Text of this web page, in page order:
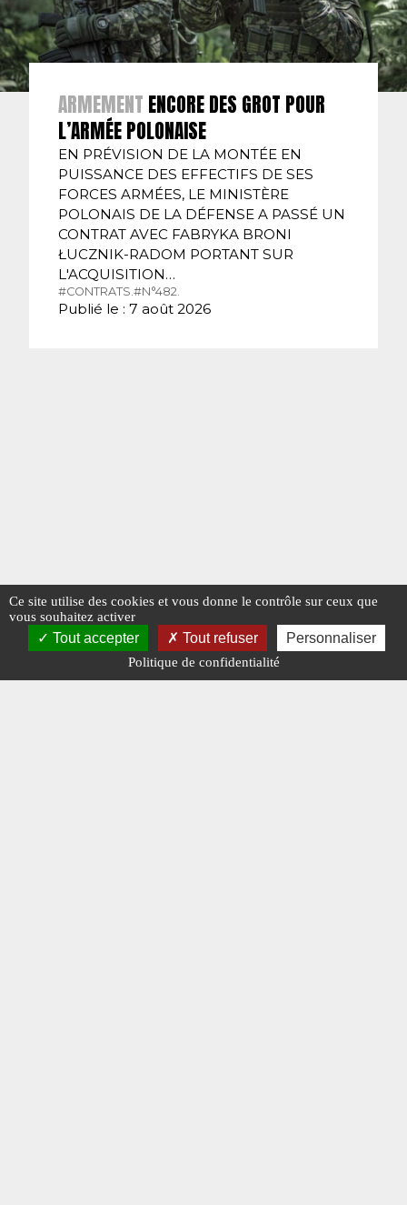
ARMEMENT ENCORE DES GROT POUR
L’ARMÉE POLONAISE
EN PRÉVISION DE LA MONTÉE EN
PUISSANCE DES EFFECTIFS DE SES
FORCES ARMÉES, LE MINISTÈRE
POLONAIS DE LA DÉFENSE A PASSÉ UN
CONTRAT AVEC FABRYKA BRONI
ŁUCZNIK-RADOM PORTANT SUR
L'ACQUISITION…
#CONTRATS. #N°482.
Publié le : 7 août 2026
Ce site utilise des cookies et vous donne le contrôle sur ceux que
vous souhaitez activer
Tout accepter Tout refuser Personnaliser
Politique de confidentialité